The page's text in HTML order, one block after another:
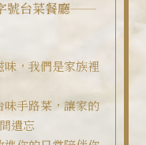
號台菜餐廳——
味，我們是家族裡
味手路菜，讓家的
遺忘